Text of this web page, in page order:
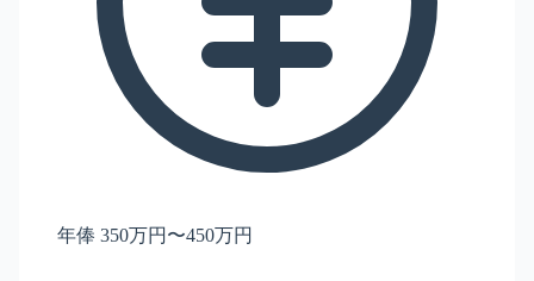
年俸 350万円〜450万円